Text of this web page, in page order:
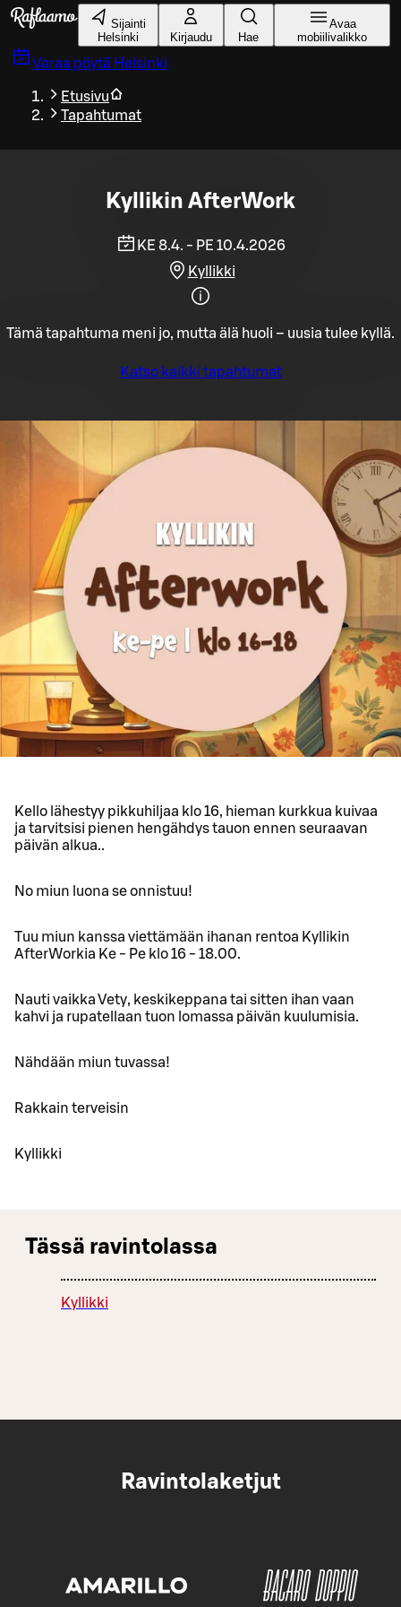
Siirry pääsisältöön
Sijainti
Helsinki
Kirjaudu Hae
Avaa
mobiilivalikko
Varaa pöytä Helsinki
Etusivu
Tapahtumat
Kyllikin AfterWork
KE 8.4. - PE 10.4.2026
Kyllikki
Tämä tapahtuma meni jo, mutta älä huoli – uusia tulee kyllä.
Katso kaikki tapahtumat
Kello lähestyy pikkuhiljaa klo 16, hieman kurkkua kuivaa
ja tarvitsisi pienen hengähdys tauon ennen seuraavan
päivän alkua..
No miun luona se onnistuu!
Tuu miun kanssa viettämään ihanan rentoa Kyllikin
AfterWorkia Ke - Pe klo 16 - 18.00.
Nauti vaikka Vety, keskikeppana tai sitten ihan vaan
kahvi ja rupatellaan tuon lomassa päivän kuulumisia.
Nähdään miun tuvassa!
Rakkain terveisin
Kyllikki
Tässä ravintolassa
Kyllikki
Ravintolaketjut